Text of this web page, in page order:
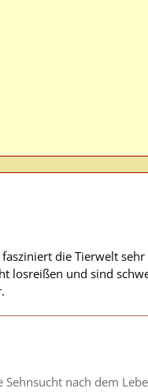
die Tierwelt
losreißen und sind
nach dem